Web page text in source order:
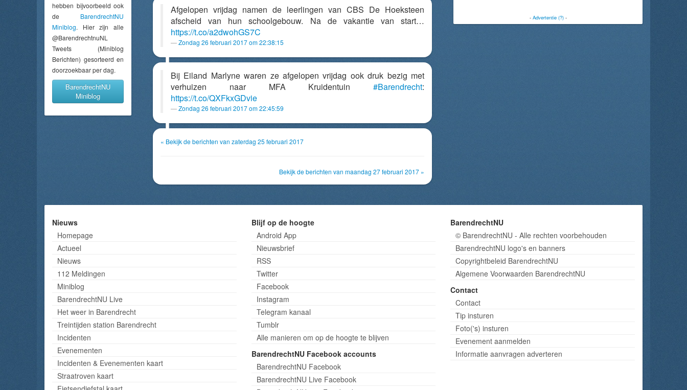
hebben bijvoorbeeld ook
de BarendrechtNU
Miniblog. Hier zijn alle
@BarendrechtnuNL
Tweets (Miniblog
Berichten) gesorteerd en
doorzoekbaar per dag.
BarendrechtNU
Miniblog
Afgelopen vrijdag namen de leerlingen van CBS De Hoeksteen
afscheid van hun schoolgebouw. Na de vakantie van start…
https://t.co/a2dwohGS7C
Zondag 26 februari 2017 om 22:38:15
Bij Eiland Marlyne waren ze afgelopen vrijdag ook druk bezig met
verhuizen naar MFA Kruidentuin #Barendrecht:
https://t.co/QXFkxGDvie
Zondag 26 februari 2017 om 22:45:59
« Bekijk de berichten van zaterdag 25 februari 2017
Bekijk de berichten van maandag 27 februari 2017 »
- Advertentie (?)-
Nieuws
Homepage
Actueel
Nieuws
112 Meldingen
Miniblog
BarendrechtNU Live
Het weer in Barendrecht
Treintijden station Barendrecht
Incidenten
Evenementen
Incidenten & Evenementen kaart
Straatroven kaart
Blijf op de hoogte
Android App
Nieuwsbrief
RSS
Twitter
Facebook
Instagram
Telegram kanaal
Tumblr
Alle manieren om op de hoogte te blijven
BarendrechtNU Facebook accounts
BarendrechtNU Facebook
BarendrechtNU Live Facebook
BarendrechtNU
© BarendrechtNU - Alle rechten voorbehouden
BarendrechtNU logo's en banners
Copyrightbeleid BarendrechtNU
Algemene Voorwaarden BarendrechtNU
Contact
Contact
Tip insturen
Foto('s) insturen
Evenement aanmelden
Informatie aanvragen adverteren